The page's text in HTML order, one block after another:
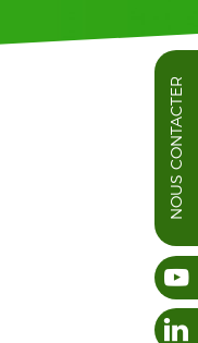
NOUS CONTACTER